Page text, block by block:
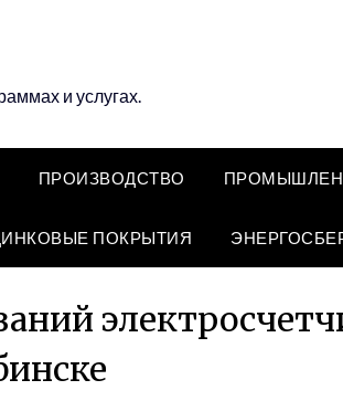
и услугах.
ПРОИЗВОДСТВО
ПОКРЫТИЯ